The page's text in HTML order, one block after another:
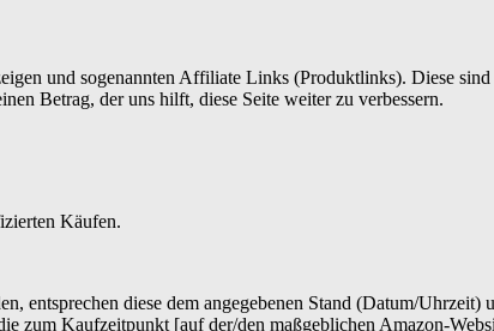
und sogenannten Affiliate Links (Produktlinks). Diese
Betrag, der uns hilft, diese Seite weiter zu verbessern.
Käufen.
entsprechen diese dem angegebenen Stand (Datum/
zum Kaufzeitpunkt [auf der/den maßgeblichen Amazon-